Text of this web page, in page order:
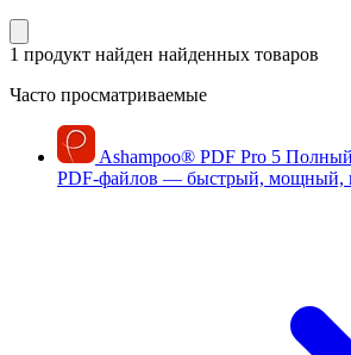
1 продукт найден найденных товаров
Часто просматриваемые
Ashampoo® PDF Pro 5 Полный
PDF-файлов — быстрый, мощный,